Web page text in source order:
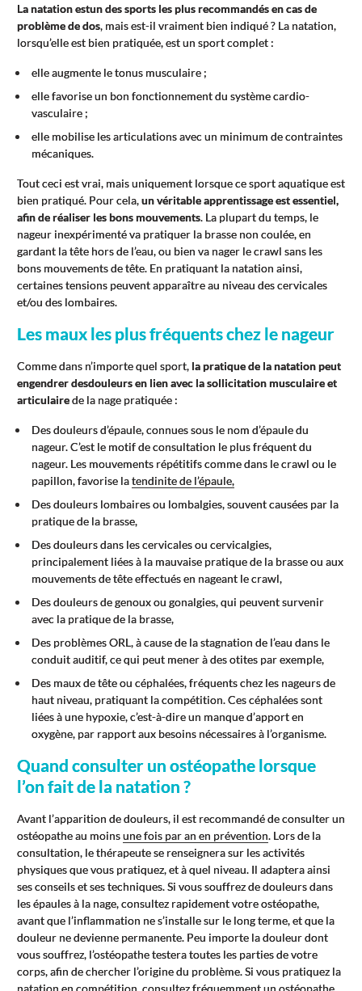
La natation estun des sports les plus recommandés en cas de
problème de dos, mais est-il vraiment bien indiqué ? La natation,
lorsqu’elle est bien pratiquée, est un sport complet :
elle augmente le tonus musculaire ;
elle favorise un bon fonctionnement du système cardio-
vasculaire ;
elle mobilise les articulations avec un minimum de contraintes
mécaniques.
Tout ceci est vrai, mais uniquement lorsque ce sport aquatique est
bien pratiqué. Pour cela,un véritable apprentissage est essentiel,
afin de réaliser les bons mouvements. La plupart du temps, le
nageur inexpérimenté va pratiquer la brasse non coulée, en
gardant la tête hors de l’eau, ou bien va nager le crawl sans les
bons mouvements de tête. En pratiquant la natation ainsi,
certaines tensions peuvent apparaître au niveau des cervicales
et/ou des lombaires.
Les maux les plus fréquents chez le nageur
Comme dans n’importe quel sport, la pratique de la natation peut
engendrer desdouleurs en lien avec la sollicitation musculaire et
articulairede la nage pratiquée :
Des douleurs d’épaule, connues sous le nom d’épaule du
nageur. C’est le motif de consultation le plus fréquent du
nageur. Les mouvements répétitifs comme dans le crawl ou le
papillon, favorise latendinite de l’épaule,
Des douleurs lombaires ou lombalgies, souvent causées par la
pratique de la brasse,
Des douleurs dans les cervicales ou cervicalgies,
principalement liées à la mauvaise pratique de la brasse ou aux
mouvements de tête effectués en nageant le crawl,
Des douleurs de genoux ou gonalgies, qui peuvent survenir
avec la pratique de la brasse,
Des problèmes ORL, à cause de la stagnation de l’eau dans le
conduit auditif, ce qui peut mener à des otites par exemple,
Des maux de tête ou céphalées, fréquents chez les nageurs de
haut niveau, pratiquant la compétition. Ces céphalées sont
liées à une hypoxie, c’est-à-dire un manque d’apport en
oxygène, par rapport aux besoins nécessaires à l’organisme.
Quand consulter un ostéopathe lorsque
l’on fait de la natation ?
Avant l’apparition de douleurs, il est recommandé de consulter un
ostéopathe au moinsune fois par an en prévention. Lors de la
consultation, le thérapeute se renseignera sur les activités
physiques que vous pratiquez, et à quel niveau. Il adaptera ainsi
ses conseils et ses techniques. Si vous souffrez de douleurs dans
les épaules à la nage, consultez rapidement votre ostéopathe,
avant que l’inflammation ne s’installe sur le long terme, et que la
douleur ne devienne permanente. Peu importe la douleur dont
vous souffrez, l’ostéopathe testera toutes les parties de votre
corps, afin de chercher l’origine du problème. Si vous pratiquez la
natation en compétition, consultez fréquemment un ostéopathe,